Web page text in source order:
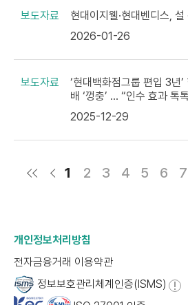
보도자료
현대이지웰·현대벤디스,
2026-01-26
보도자료
‘현대백화점그룹 편입 3년
배 ‘껑충’ … “인수 효과 톡
2025-12-29
1 2 3 4 5 6 7
개인정보처리방침
전자금융거래 이용약관
정보보호관리체계인증(ISMS)